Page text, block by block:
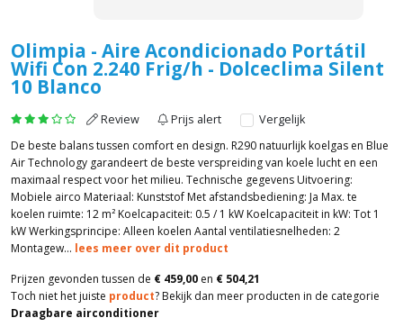
Olimpia - Aire Acondicionado Portátil
Wifi Con 2.240 Frig/h - Dolceclima Silent
10 Blanco
Review Prijs alert
Vergelijk
De beste balans tussen comfort en design. R290 natuurlijk koelgas en Blue
Air Technology garandeert de beste verspreiding van koele lucht en een
maximaal respect voor het milieu. Technische gegevens Uitvoering:
Mobiele airco Materiaal: Kunststof Met afstandsbediening: Ja Max. te
koelen ruimte: 12 m² Koelcapaciteit: 0.5 / 1 kW Koelcapaciteit in kW: Tot 1
kW Werkingsprincipe: Alleen koelen Aantal ventilatiesnelheden: 2
Montagew... lees meer over dit product
Prijzen gevonden tussen de € 459,00 en € 504,21
Toch niet het juiste product? Bekijk dan meer producten in de categorie
Draagbare airconditioner